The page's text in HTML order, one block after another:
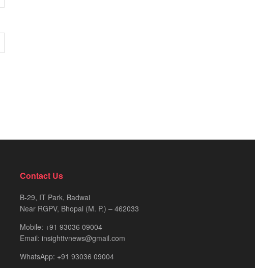
Contact Us
B-29, IT Park, Badwai
Near RGPV, Bhopal (M. P.) – 462033
Mobile: +91 93036 09004
Email: insighttvnews@gmail.com
WhatsApp: +91 93036 09004